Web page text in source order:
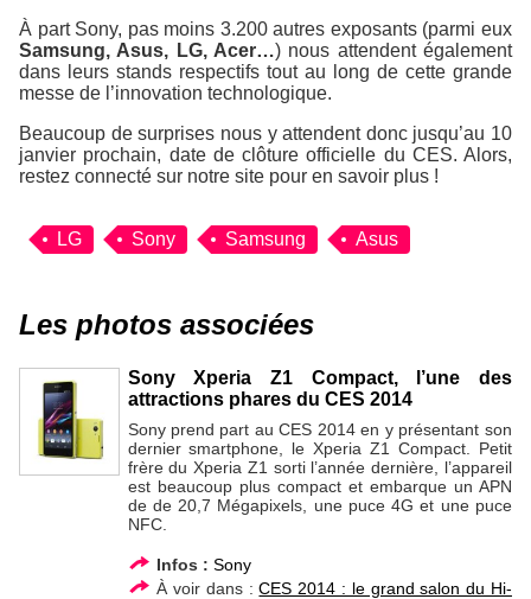
À part Sony, pas moins 3.200 autres exposants (parmi eux
Samsung, Asus, LG, Acer…) nous attendent également
dans leurs stands respectifs tout au long de cette grande
messe de l’innovation technologique.
Beaucoup de surprises nous y attendent donc jusqu’au 10
janvier prochain, date de clôture officielle du CES. Alors,
restez connecté sur notre site pour en savoir plus !
LG Sony Samsung Asus
Les photos associées
Sony Xperia Z1 Compact, l’une des
attractions phares du CES 2014
Sony prend part au CES 2014 en y présentant son
dernier smartphone, le Xperia Z1 Compact. Petit
frère du Xperia Z1 sorti l’année dernière, l’appareil
est beaucoup plus compact et embarque un APN
de de 20,7 Mégapixels, une puce 4G et une puce
NFC.
Infos : Sony
À voir dans :CES 2014 : le grand salon du Hi-